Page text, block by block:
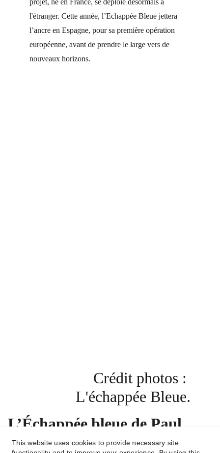
projet, né en France, se déploie désormais à
l'étranger. Cette année, l’Echappée Bleue jettera
l’ancre en Espagne, pour sa première opération
européenne, avant de prendre le large vers de
nouveaux horizons.
Crédit photos :
L'échappée Bleue.
L’Échappée bleue de Paul
Meilhat
This website uses cookies to provide necessary site